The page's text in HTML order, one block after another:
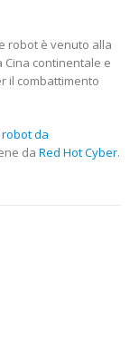
robot è venuto alla
Cina continentale e
il combattimento
da
da Red Hot Cyber.